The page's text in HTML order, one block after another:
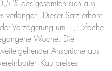
% des gesamten sich aus
verlangen. Dieser Satz erhöht
Verzögerung um 1,15fache
Woche. Die
Ansprüche aus
Kaufpreises